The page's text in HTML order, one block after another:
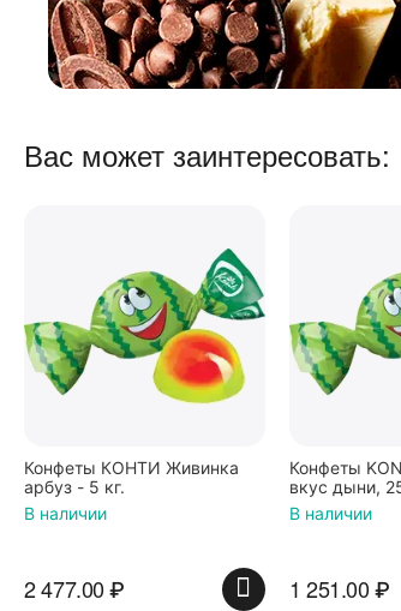
Вас может заинтересовать:
Конфеты КОНТИ Живинка
арбуз - 5 кг.
В наличии
2 477.00₽
Конфеты
вкус дыни,
упаковок
В наличии
1 251.00₽